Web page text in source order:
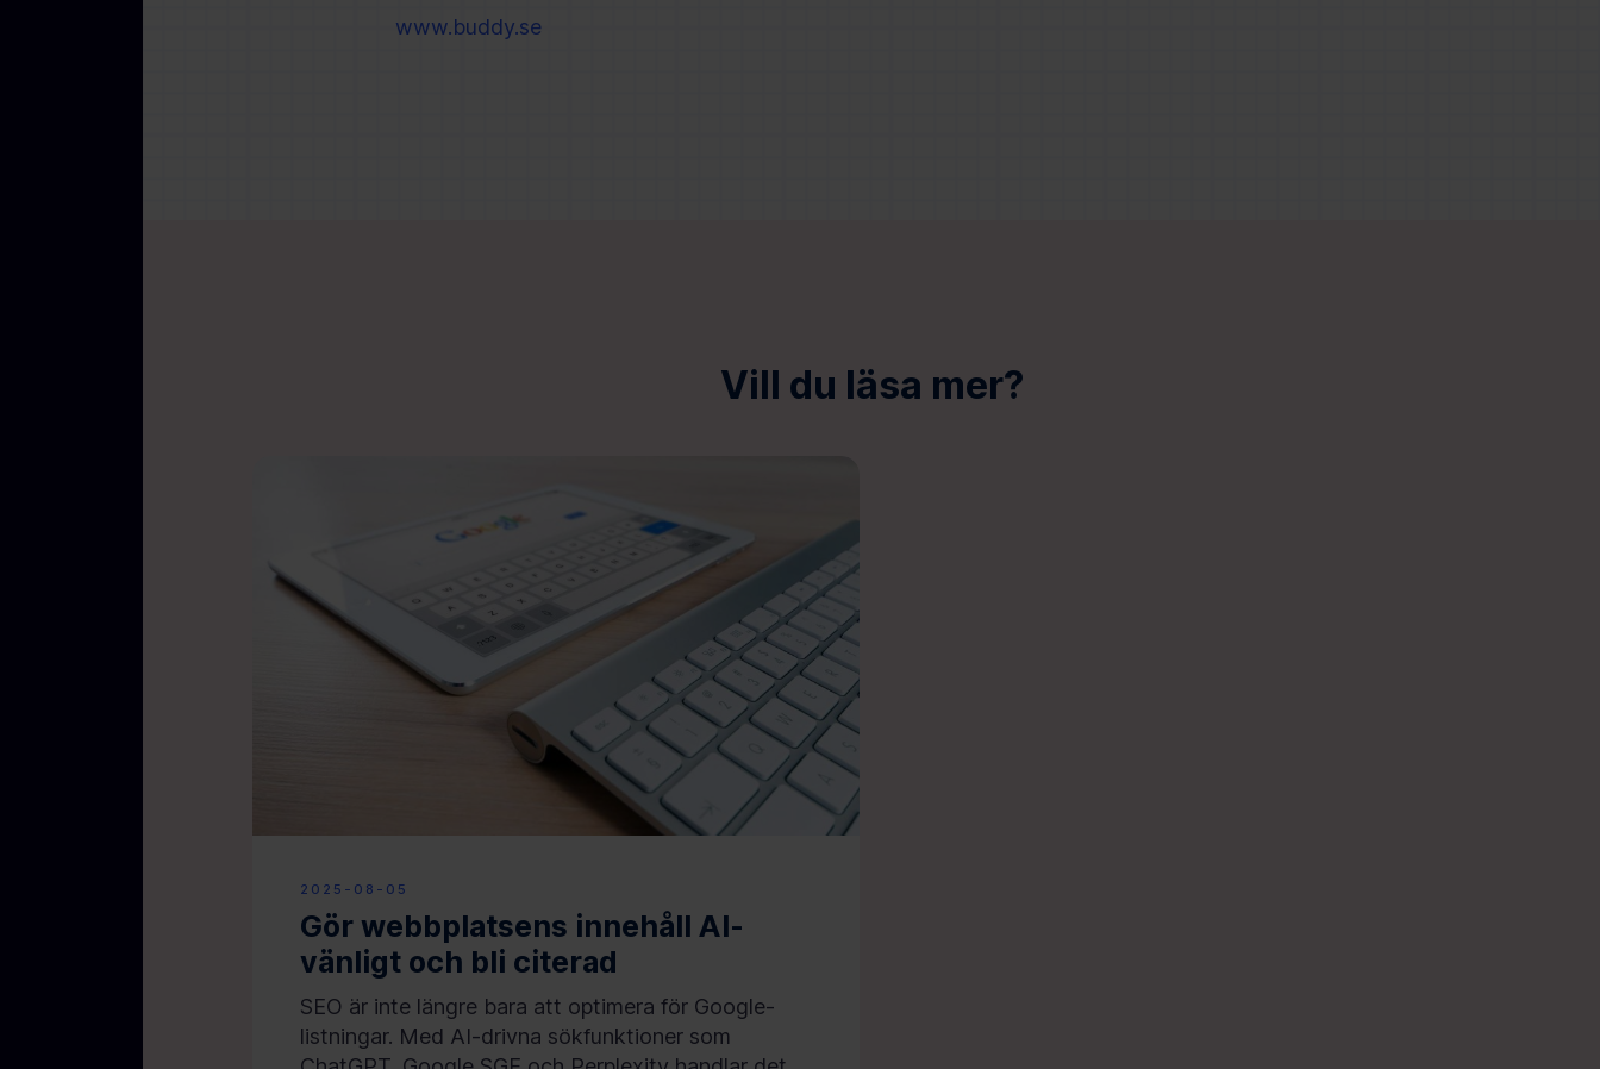
www.buddy.se
Vill du läsa mer?
2025-08-05
Gör webbplatsens innehåll AI-
vänligt och bli citerad
SEO är inte längre bara att optimera för Google-
listningar. Med AI-drivna sökfunktioner som